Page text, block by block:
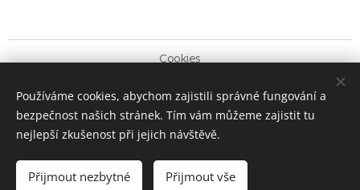
Do košíku
Cookies
Jazyky
English
Čeština
Používáme cookies, abychom zajistili správné fungování a
bezpečnost našich stránek. Tím vám můžeme zajistit tu
nejlepší zkušenost při jejich návštěvě.
Přijmout nezbytné Přijmout vše